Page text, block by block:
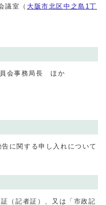
室（ 大阪市北区中之島1丁
員会事務局長 ほか
に関する申し入れについて
（記者証）、又は「市政記